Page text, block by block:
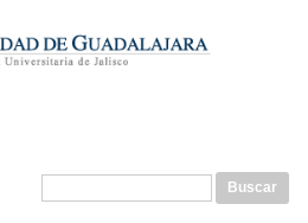
Formulario de
Buscar